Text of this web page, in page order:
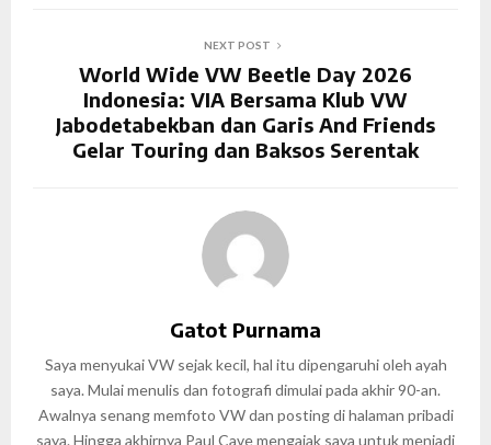
NEXT POST
World Wide VW Beetle Day 2026
Indonesia: VIA Bersama Klub VW
Jabodetabekban dan Garis And Friends
Gelar Touring dan Baksos Serentak
Gatot Purnama
Saya menyukai VW sejak kecil, hal itu dipengaruhi oleh ayah
saya. Mulai menulis dan fotografi dimulai pada akhir 90-an.
Awalnya senang memfoto VW dan posting di halaman pribadi
saya. Hingga akhirnya Paul Cave mengajak saya untuk menjadi